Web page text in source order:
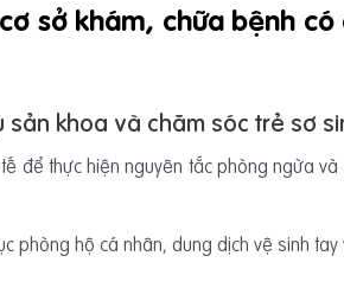
sở khám, chữa bệnh
sản khoa và chăm sóc trẻ sơ
để thực hiện nguyên tắc phòng ngừa
hộ cá nhân, dung dịch vệ sinh tay